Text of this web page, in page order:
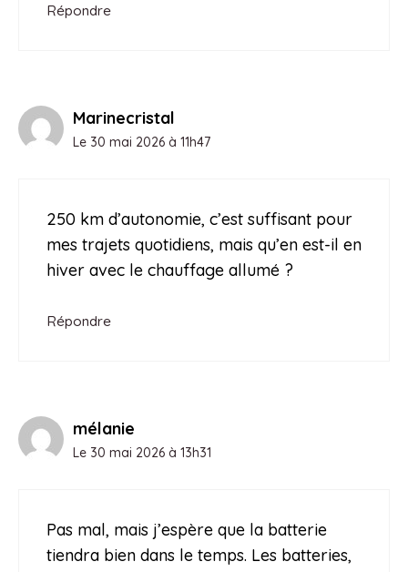
Répondre
Marinecristal
Le 30 mai 2026 à 11h47
250 km d’autonomie, c’est suffisant pour
mes trajets quotidiens, mais qu’en est-il en
hiver avec le chauffage allumé ?
Répondre
mélanie
Le 30 mai 2026 à 13h31
Pas mal, mais j’espère que la batterie
tiendra bien dans le temps. Les batteries,